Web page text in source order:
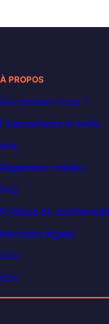
À PROPOS
Qui sommes-nous ?
Financements et tarifs
Avis
Règlement intérieur
FAQ
Politique de
Mentions légales
CGU
CGV